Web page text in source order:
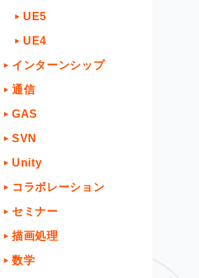
UE5
UE4
インターンシップ
通信
GAS
SVN
Unity
コラボレーション
セミナー
描画処理
数学